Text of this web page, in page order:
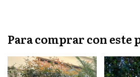
Para comprar con este